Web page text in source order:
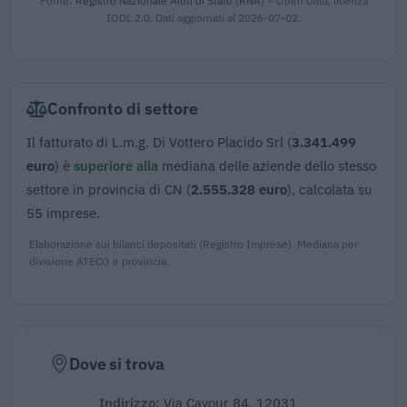
IODL 2.0. Dati aggiornati al 2026-07-02.
Confronto di settore
Il fatturato di L.m.g. Di Vottero Placido Srl (3.341.499
euro) è superiore alla mediana delle aziende dello stesso
settore in provincia di CN (2.555.328 euro), calcolata su
55 imprese.
Elaborazione sui bilanci depositati (Registro Imprese). Mediana per
divisione ATECO e provincia.
Dove si trova
Indirizzo: Via Cavour 84, 12031